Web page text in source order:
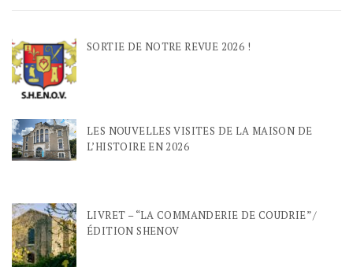
SORTIE DE NOTRE REVUE 2026 !
LES NOUVELLES VISITES DE LA MAISON DE
L’HISTOIRE EN 2026
LIVRET – “LA COMMANDERIE DE COUDRIE” /
ÉDITION SHENOV